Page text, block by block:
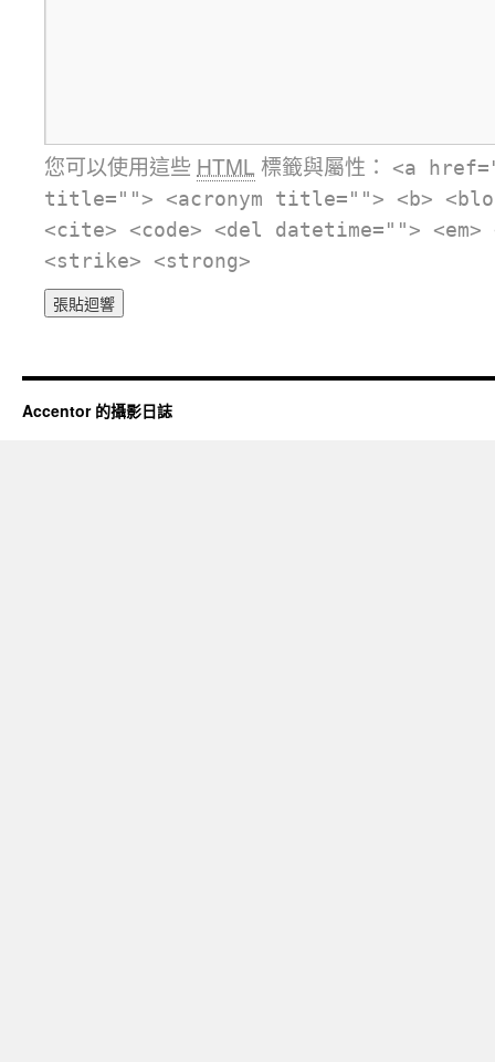
您可以使用這些 HTML 標籤與屬性：
<a
title=""> <acronym title=""> <b>
<cite> <code> <del datetime="">
<strike> <strong>
Accentor 的攝影日誌